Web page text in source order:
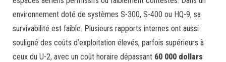
environnement doté de systèmes S-300, S-400 ou HQ-9, sa
survivabilité est faible. Plusieurs rapports internes ont aussi
souligné des coûts d’exploitation élevés, parfois supérieurs à
ceux du U-2, avec un coût horaire dépassant 60 000 dollars